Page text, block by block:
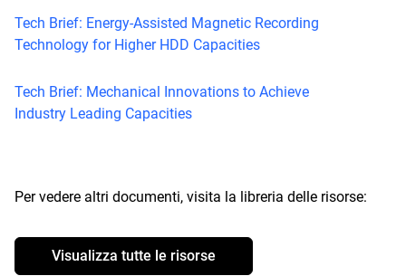
Tech Brief: Energy-Assisted Magnetic Recording
Technology for Higher HDD Capacities
Tech Brief: Mechanical Innovations to Achieve
Industry Leading Capacities
Per vedere altri documenti, visita la libreria delle risorse:
Visualizza tutte le risorse